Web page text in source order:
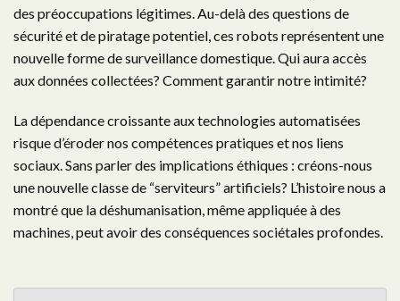
des préoccupations légitimes. Au-delà des questions de
sécurité et de piratage potentiel, ces robots représentent une
nouvelle forme de surveillance domestique. Qui aura accès
aux données collectées? Comment garantir notre intimité?
La dépendance croissante aux technologies automatisées
risque d’éroder nos compétences pratiques et nos liens
sociaux. Sans parler des implications éthiques : créons-nous
une nouvelle classe de “serviteurs” artificiels? L’histoire nous a
montré que la déshumanisation, même appliquée à des
machines, peut avoir des conséquences sociétales profondes.